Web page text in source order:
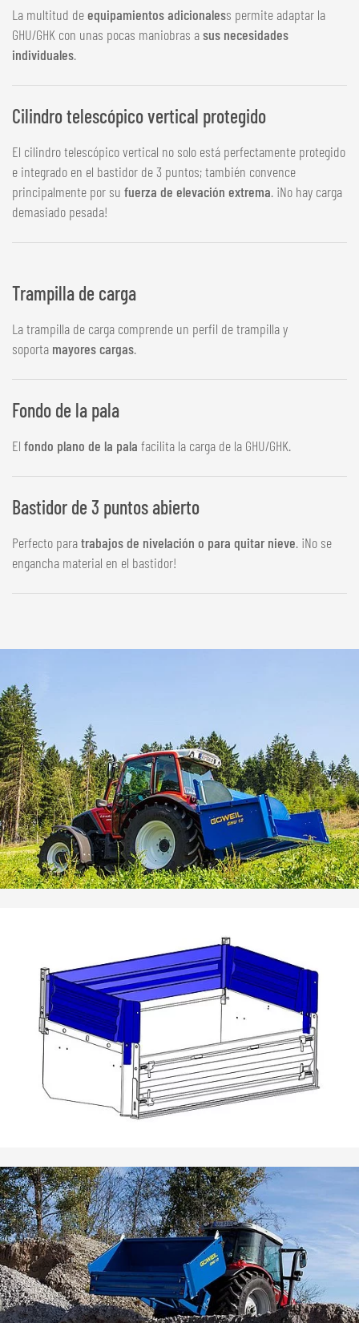
La multitud deequipamientos adicionaless permite adaptar la
GHU/GHK con unas pocas maniobras asus necesidades
individuales.
Cilindro telescópico vertical protegido
El cilindro telescópico vertical no solo está perfectamente protegido
e integrado en el bastidor de 3 puntos; también convence
principalmente por su fuerza de elevación extrema. ¡No hay carga
demasiado pesada!
Trampilla de carga
La trampilla de carga comprende un perfil de trampilla y
soporta mayores cargas.
Fondo de la pala
El fondo plano de la pala facilita la carga de la GHU/GHK.
Bastidor de 3 puntos abierto
Perfecto paratrabajos de nivelación o para quitar nieve. ¡No se
engancha material en el bastidor!